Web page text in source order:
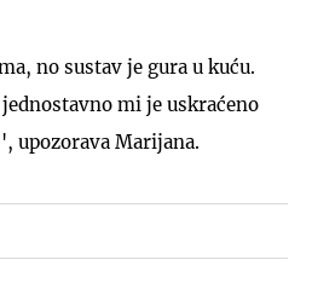
no sustav je gura u kuću.
mi je uskraćeno
upozorava Marijana.